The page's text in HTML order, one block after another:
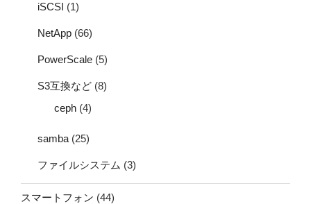
iSCSI (1)
NetApp (66)
PowerScale (5)
S3互換など (8)
ceph (4)
samba (25)
ファイルシステム (3)
スマートフォン (44)